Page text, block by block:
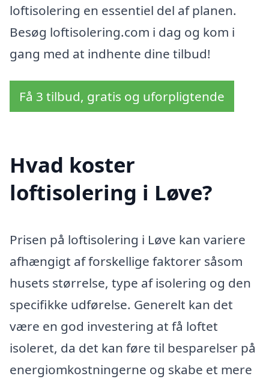
loftisolering en essentiel del af planen.
Besøg loftisolering.com i dag og kom i
gang med at indhente dine tilbud!
Få 3 tilbud, gratis og uforpligtende
Hvad koster
loftisolering i Løve?
Prisen på loftisolering i Løve kan variere
afhængigt af forskellige faktorer såsom
husets størrelse, type af isolering og den
specifikke udførelse. Generelt kan det
være en god investering at få loftet
isoleret, da det kan føre til besparelser på
energiomkostningerne og skabe et mere